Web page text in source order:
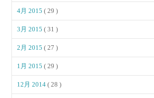
4月 2015( 29 )
3月 2015( 31 )
2月 2015( 27 )
1月 2015( 29 )
12月 2014( 28 )